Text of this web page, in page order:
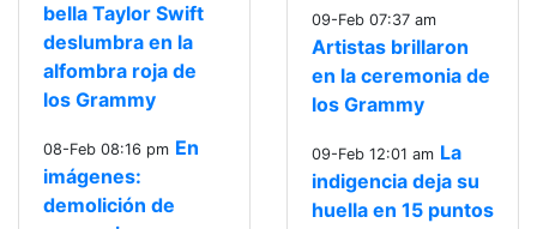
bella Taylor Swift
deslumbra en la
alfombra roja de
los Grammy
08-Feb 08:16 pm En
imágenes:
demolición de
09-Feb 07:37 am
Artistas brillaron
en la ceremonia de
los Grammy
09-Feb 12:01 am La
indigencia deja su
huella en 15 puntos